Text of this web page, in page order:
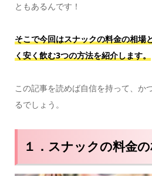
ともあるんです！
そこで今回はスナックの料金の相場
く安く飲む3つの方法を紹介します。
この記事を読めば自信を持って、か
るでしょう。
１．スナックの料金